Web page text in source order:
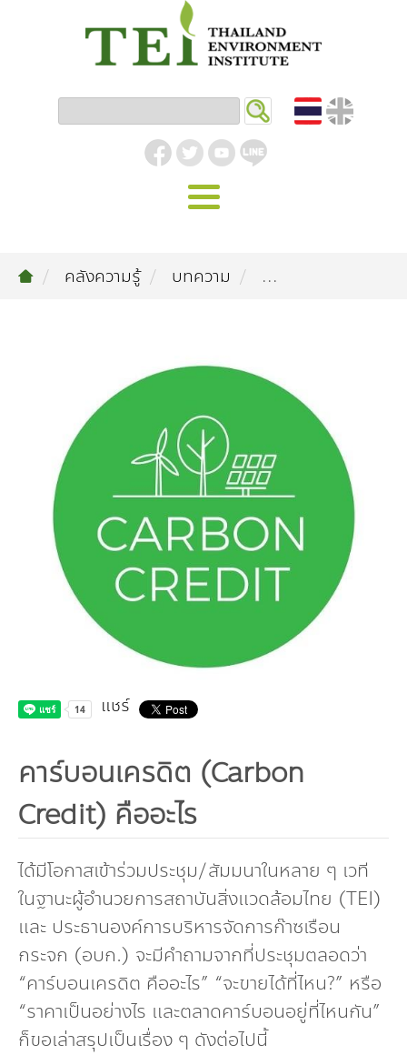
รู้จัก ม.ส.ท.
โครงสร้างองค์กร
คณะกรรมการมูลนิธิ
คณะกรรมการบริหารสถาบัน
คณะผู้บริหาร
เจ้าหน้าที่
วิถีเรา
รายงานประจำปี | รายงานงบการเงิน
สำนักงานสีเขียว
กองทุน
กองทุน ดร.ธีระ พันธุมวนิช
กองทุนสุขภาพกับสภาวะโลกร้อน
สิ่งแวดล้อมอุตสาหกรรม
มลพิษอุตสาหกรรม
สิ่งแวดล้อมเมืองและชุมชน
ชุมชนและเมืองน่าอยู่
ขยะชุมชน-ขยะอาหาร
ขยะพลาสติก
ฝุ่น PM2.5
การผลิตและการบริโภคยั่งยืน
ฉลากเขียว
ฉลากสิ่งแวดล้อม
บริการที่เป็นมิตรกับสิ่งแวดล้อม
จัดซื้อจัดจ้างที่เป็นมิตรกับสิ่งแวดล้อม
ทรัพยากรธรรมชาติ
ทรัพยากรทางบก
ทรัพยากรทางทะเลและชายฝั่ง
การเปลี่ยนแปลงสภาพภูมิอากาศ
การลดก๊าซเรือนกระจก
การพัฒนาบุคลากรด้านสิ่งแวดล้อม
สิ่งแวดล้อมศึกษา
นโยบาย แผน เครือข่ายสิ่งแวดล้อม
นโยบายและแผนสิ่งแวดล้อม
TBCSD
คลังความรู้
อินโฟกราฟิก | โปสเตอร์
คลิปวิดีโอ
เอกสารเผยแพร่
สิ่งพิมพ์จำหน่าย
กิจกรรมของเรา
ข่าวสิ่งแวดล้อม
ร่วมงานกับเรา
งาน
ฝึกงาน
ติดต่อเรา
คลังความรู้ บทความ ...
คาร์บอนเครดิต (Carbon
Credit) คืออะไร
ได้มีโอกาสเข้าร่วมประชุม/สัมมนาในหลาย ๆ เวที
ในฐานะผู้อำนวยการสถาบันสิ่งแวดล้อมไทย (TEI)
และ ประธานองค์การบริหารจัดการก๊าซเรือน
กระจก (อบก.) จะมีคำถามจากที่ประชุมตลอดว่า
“คาร์บอนเครดิต คืออะไร” “จะขายได้ที่ไหน?” หรือ
“ราคาเป็นอย่างไร และตลาดคาร์บอนอยู่ที่ไหนกัน”
ก็ขอเล่าสรุปเป็นเรื่อง ๆ ดังต่อไปนี้
แชร์